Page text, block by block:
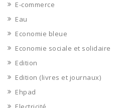
E-commerce
Eau
Economie bleue
Economie sociale et solidaire
Edition
Edition (livres et journaux)
Ehpad